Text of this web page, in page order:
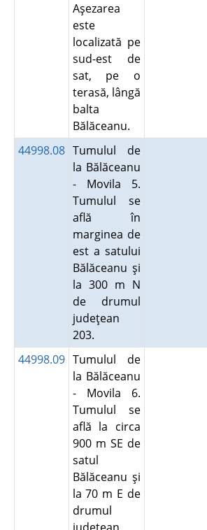
Aşezarea
este
localizată pe
sud-est de
sat, pe o
terasă, lângă
balta
Bălăceanu.
44998.08 Tumulul de
la Bălăceanu
- Movila 5.
Tumulul se
află în
marginea de
est a satului
Bălăceanu şi
la 300 m N
de drumul
judeţean
203.
44998.09 Tumulul de
la Bălăceanu
- Movila 6.
Tumulul se
află la circa
900 m SE de
satul
Bălăceanu şi
la 70 m E de
drumul